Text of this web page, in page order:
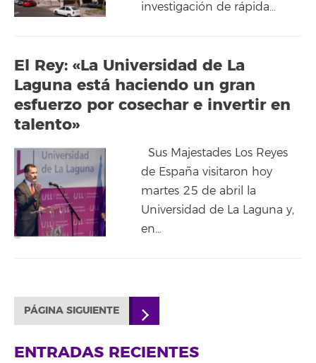
investigación de rápida…
El Rey: «La Universidad de La
Laguna está haciendo un gran
esfuerzo por cosechar e invertir en
talento»
Sus Majestades Los Reyes
de España visitaron hoy
martes 25 de abril la
Universidad de La Laguna y,
en…
PÁGINA SIGUIENTE
ENTRADAS RECIENTES